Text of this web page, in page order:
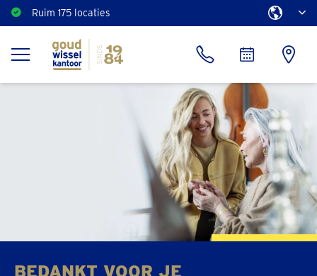
Ruim 175 locaties
BEDANKT VOOR JE